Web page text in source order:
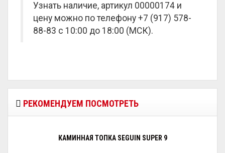
Узнать наличие, артикул 00000174 и
цену можно по телефону +7 (917) 578-
88-83 с 10:00 до 18:00 (МСК).
РЕКОМЕНДУЕМ ПОСМОТРЕТЬ
КАМИННАЯ ТОПКА SEGUIN SUPER 9